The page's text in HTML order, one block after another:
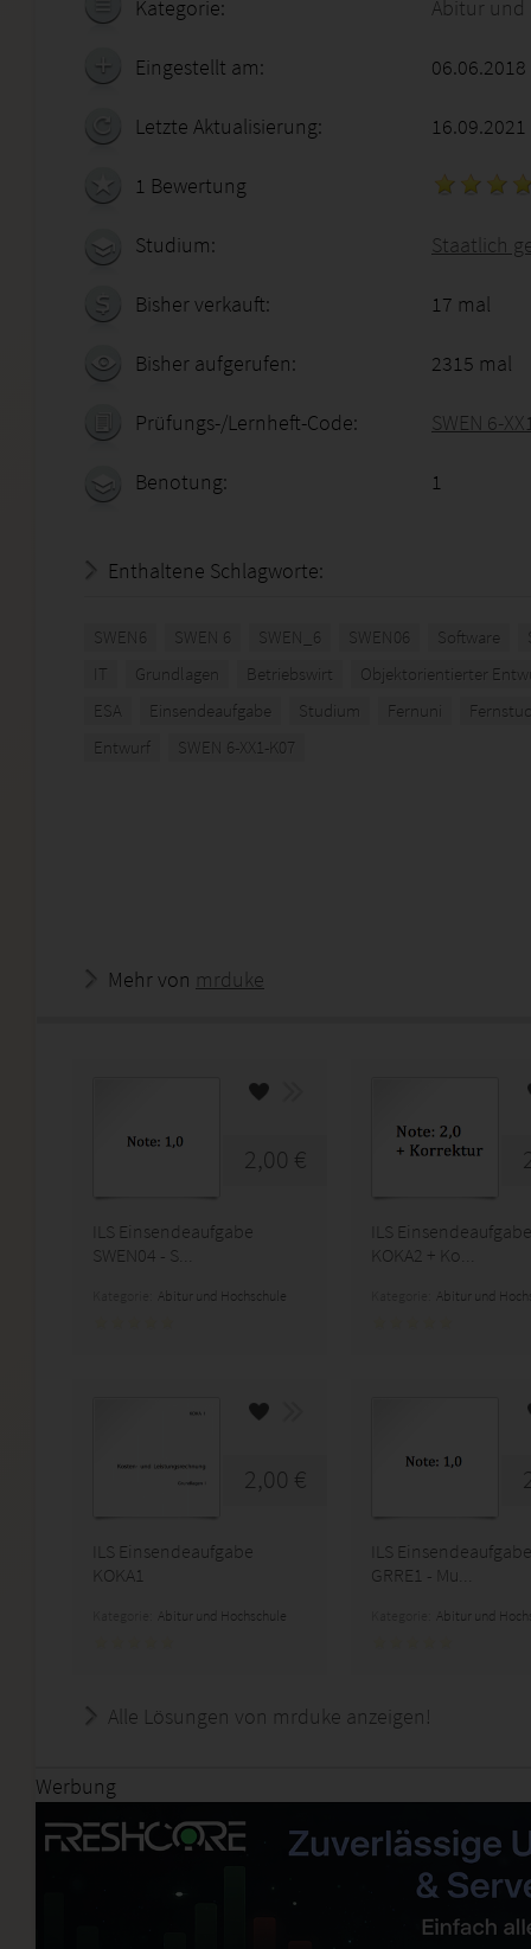
Kategorie: Abitur und
Eingestellt am:
Letzte Aktualisierung: 16.09.2021
1 Bewertung
Studium: Staatlich
Bisher verkauft: 17 mal
Bisher aufgerufen: 2315 mal
Prüfungs-/Lernheft-Code: SWEN 6-
Benotung: 1
Enthaltene Schlagworte:
SWEN6 SWEN 6 SWEN_6 SWEN06 Software
IT
Grundlagen Betriebswirt
Objektorientierter
ESA
Einsendeaufgabe Studium Fernuni
Entwurf
SWEN 6-XX1-K07
Mehr von mrduke
2,00 €
ILS Einsendeaufgabe
SWEN04 - S...
Abitur und Hochschule
ILS Einsendeaufgabe
KOKA2 + Ko...
Abitur und
2,00 €
ILS Einsendeaufgabe
KOKA1
Abitur und Hochschule
ILS Einsendeaufgabe
GRRE1 - Mu...
Abitur und
Alle Lösungen von mrduke anzeigen!
Werbung